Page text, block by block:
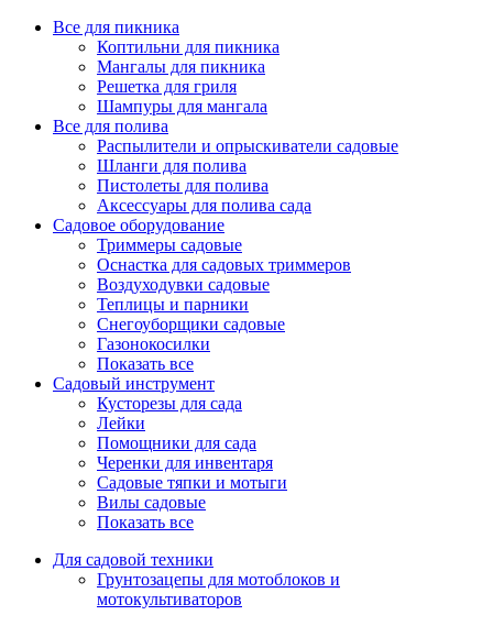
Все для пикника
Коптильни для пикника
Мангалы для пикника
Решетка для гриля
Шампуры для мангала
Все для полива
Распылители и опрыскиватели садовые
Шланги для полива
Пистолеты для полива
Аксессуары для полива сада
Садовое оборудование
Триммеры садовые
Оснастка для садовых триммеров
Воздуходувки садовые
Теплицы и парники
Снегоуборщики садовые
Газонокосилки
Показать все
Садовый инструмент
Кусторезы для сада
Лейки
Помощники для сада
Черенки для инвентаря
Садовые тяпки и мотыги
Вилы садовые
Показать все
Для садовой техники
Грунтозацепы для мотоблоков и
мотокультиваторов